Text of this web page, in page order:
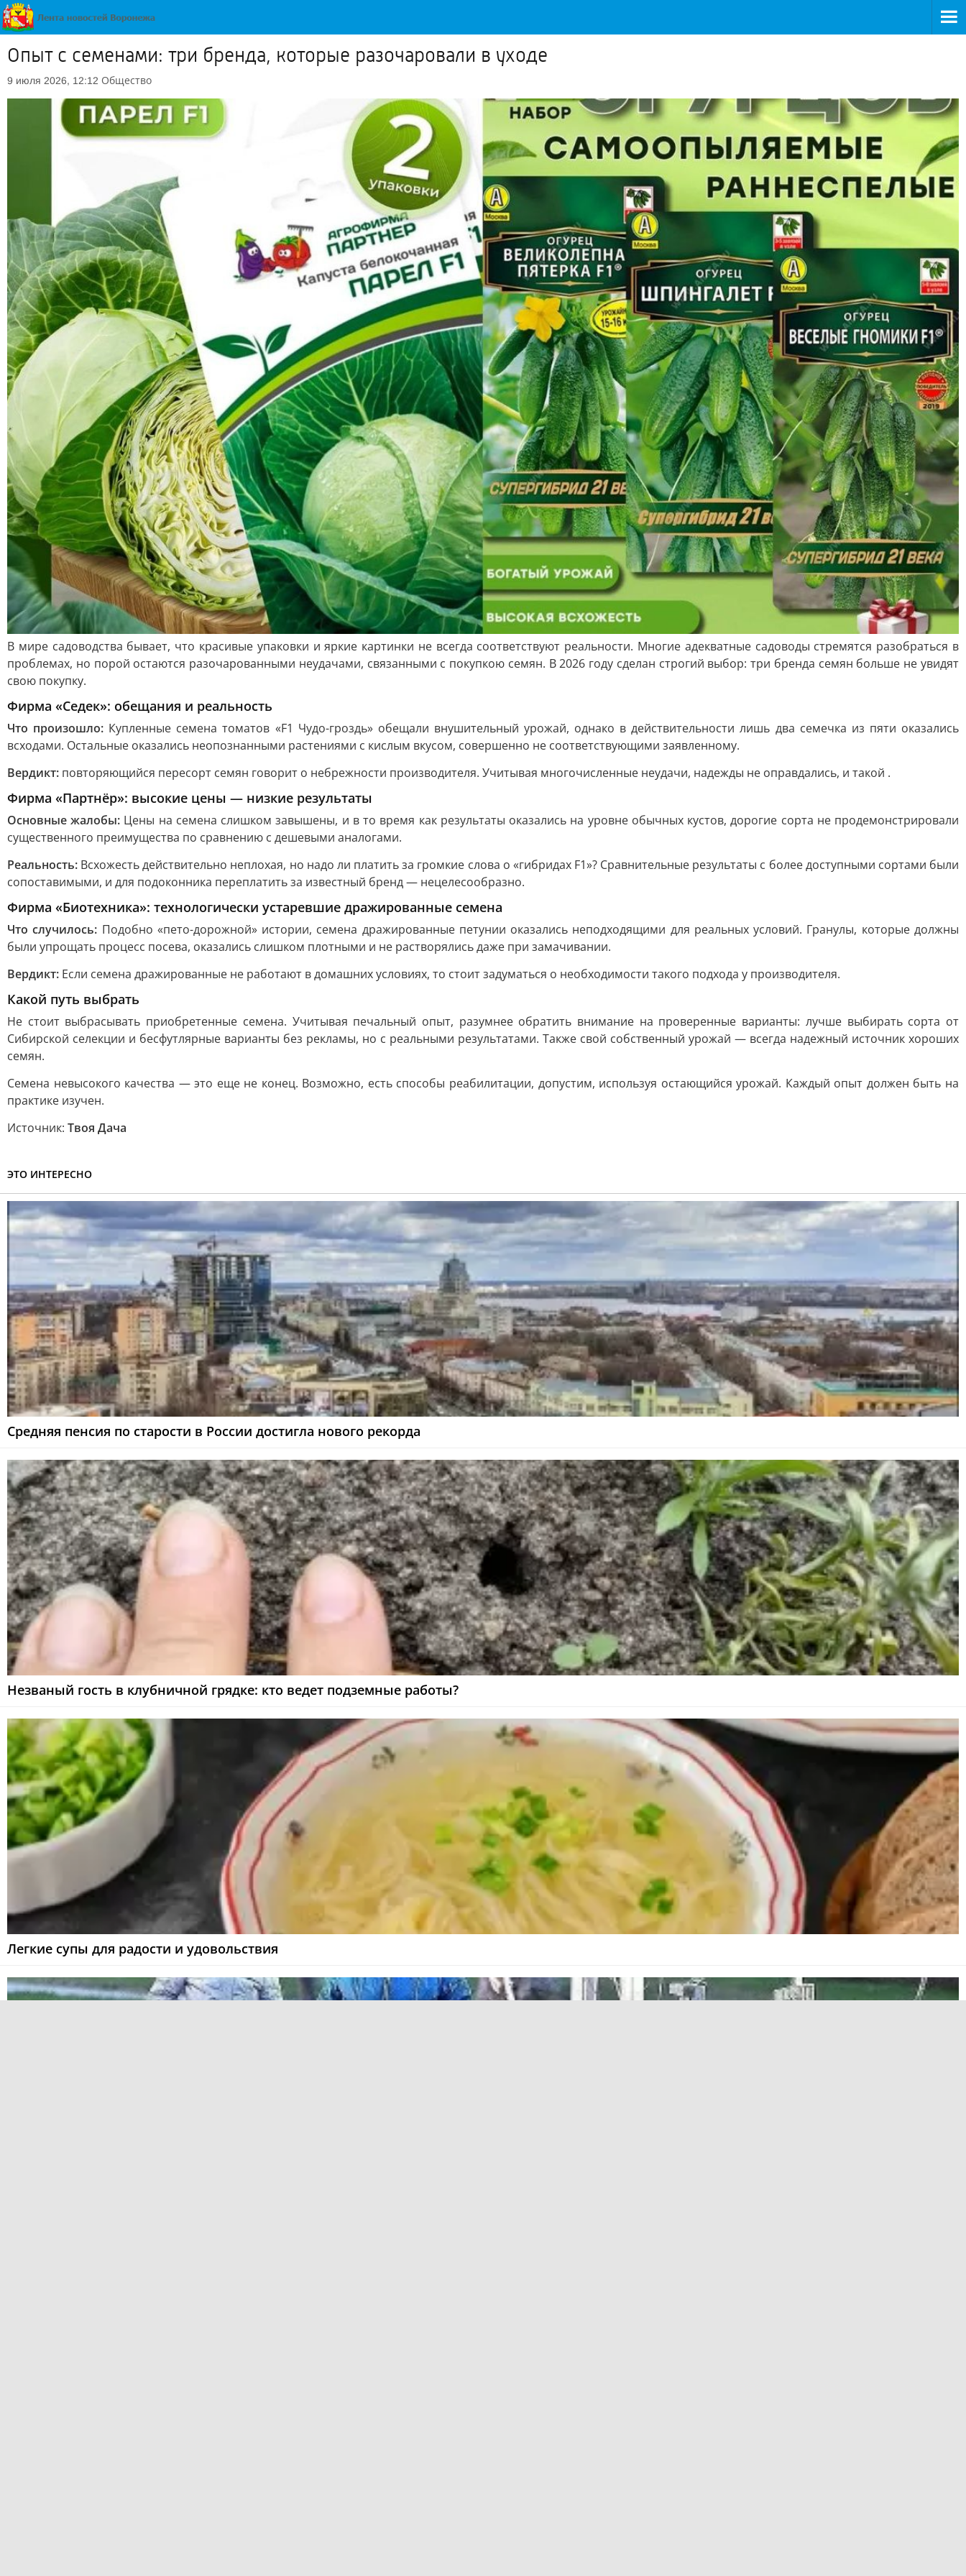
Опыт с семенами: три бренда, которые разочаровали в уходе
9 июля 2026, 12:12 Общество
В мире садоводства бывает, что красивые упаковки и яркие картинки не всегда соответствуют реальности. Многие адекватные садоводы стремятся разобраться в
проблемах, но порой остаются разочарованными неудачами, связанными с покупкою семян. В 2026 году сделан строгий выбор: три бренда семян больше не увидят
свою покупку.
Фирма «Седек»: обещания и реальность
Что произошло: Купленные семена томатов «F1 Чудо-гроздь» обещали внушительный урожай, однако в действительности лишь два семечка из пяти оказались
всходами. Остальные оказались неопознанными растениями с кислым вкусом, совершенно не соответствующими заявленному.
Вердикт: повторяющийся пересорт семян говорит о небрежности производителя. Учитывая многочисленные неудачи, надежды не оправдались, и такой .
Фирма «Партнёр»: высокие цены — низкие результаты
Основные жалобы: Цены на семена слишком завышены, и в то время как результаты оказались на уровне обычных кустов, дорогие сорта не продемонстрировали
существенного преимущества по сравнению с дешевыми аналогами.
Реальность: Всхожесть действительно неплохая, но надо ли платить за громкие слова о «гибридах F1»? Сравнительные результаты с более доступными сортами были
сопоставимыми, и для подоконника переплатить за известный бренд — нецелесообразно.
Фирма «Биотехника»: технологически устаревшие дражированные семена
Что случилось: Подобно «пето-дорожной» истории, семена дражированные петунии оказались неподходящими для реальных условий. Гранулы, которые должны
были упрощать процесс посева, оказались слишком плотными и не растворялись даже при замачивании.
Вердикт: Если семена дражированные не работают в домашних условиях, то стоит задуматься о необходимости такого подхода у производителя.
Какой путь выбрать
Не стоит выбрасывать приобретенные семена. Учитывая печальный опыт, разумнее обратить внимание на проверенные варианты: лучше выбирать сорта от
Сибирской селекции и бесфутлярные варианты без рекламы, но с реальными результатами. Также свой собственный урожай — всегда надежный источник хороших
семян.
Семена невысокого качества — это еще не конец. Возможно, есть способы реабилитации, допустим, используя остающийся урожай. Каждый опыт должен быть на
практике изучен.
Источник: Твоя Дача
ЭТО ИНТЕРЕСНО
Средняя пенсия по старости в России достигла нового рекорда
Незваный гость в клубничной грядке: кто ведет подземные работы?
Легкие супы для радости и удовольствия